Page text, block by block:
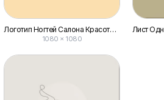
Логотип Ногтей Салона Красоты Желтая Красота
1080 × 1080